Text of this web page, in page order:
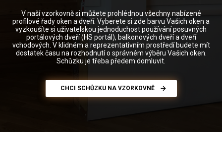
V naší vzorkovně si můžete prohlédnou všechny nabízené
profilové řady oken a dveří. Vyberete si zde barvu Vašich oken a
vyzkoušíte si uživatelskou jednoduchost používání posuvných
portálových dveří (HS portál), balkonových dveří a dveří
vchodových. V klidném a reprezentativním prostředí budete mít
dostatek času na rozhodnutí o správném výběru Vašich oken.
Schůzku je třeba předem domluvit.
CHCI SCHŮZKU NA VZORKOVNĚ